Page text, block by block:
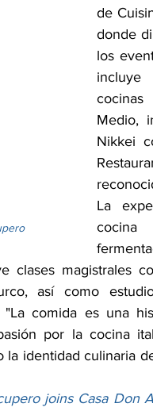
de
donde
los
incluye
Medio,
Nikkei
La
clases magistrales
así como
comida es una
por la cocina
la identidad culinaria
joins Casa Don